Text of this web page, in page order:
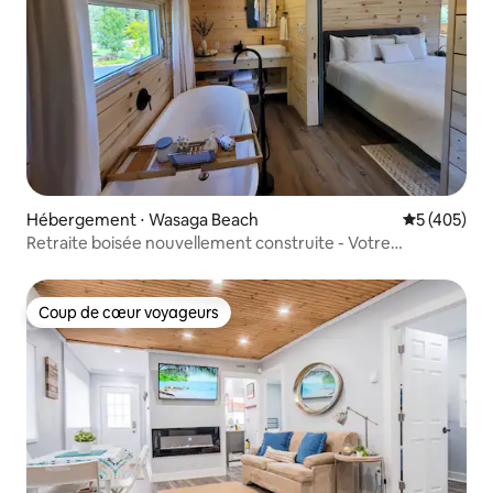
Hébergement ⋅ Wasaga Beach Évaluation
5 (405)
Retraite boisée nouvellement construite - Votre
Coup de cœur voyageurs
Coup de cœur voyageurs